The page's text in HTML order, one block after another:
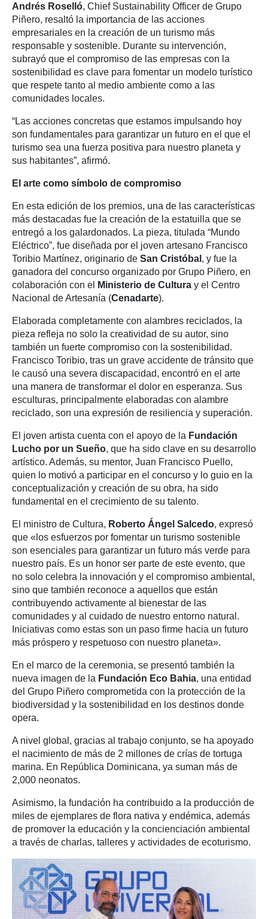
Andrés Roselló, Chief Sustainability Officer de Grupo
Piñero, resaltó la importancia de las acciones
empresariales en la creación de un turismo más
responsable y sostenible. Durante su intervención,
subrayó que el compromiso de las empresas con la
sostenibilidad es clave para fomentar un modelo turístico
que respete tanto al medio ambiente como a las
comunidades locales.
“Las acciones concretas que estamos impulsando hoy
son fundamentales para garantizar un futuro en el que el
turismo sea una fuerza positiva para nuestro planeta y
sus habitantes”, afirmó.
El arte como símbolo de compromiso
En esta edición de los premios, una de las características
más destacadas fue la creación de la estatuilla que se
entregó a los galardonados. La pieza, titulada “Mundo
Eléctrico”, fue diseñada por el joven artesano Francisco
Toribio Martínez, originario de San Cristóbal , y fue la
ganadora del concurso organizado por Grupo Piñero, en
colaboración con el
Ministerio de Cultura y el Centro
Nacional de Artesanía (Cenadarte).
Elaborada completamente con alambres reciclados, la
pieza refleja no solo la creatividad de su autor, sino
también un fuerte compromiso con la sostenibilidad.
Francisco Toribio, tras un grave accidente de tránsito que
le causó una severa discapacidad, encontró en el arte
una manera de transformar el dolor en esperanza. Sus
esculturas, principalmente elaboradas con alambre
reciclado, son una expresión de resiliencia y superación.
El joven artista cuenta con el apoyo de la Fundación
Lucho por un Sueño, que ha sido clave en su desarrollo
artístico. Además, su mentor, Juan Francisco Puello,
quien lo motivó a participar en el concurso y lo guio en la
conceptualización y creación de su obra, ha sido
fundamental en el crecimiento de su talento.
El ministro de Cultura, Roberto Ángel Salcedo, expresó
que «los esfuerzos por fomentar un turismo sostenible
son esenciales para garantizar un futuro más verde para
nuestro país. Es un honor ser parte de este evento, que
no solo celebra la innovación y el compromiso ambiental,
sino que también reconoce a aquellos que están
contribuyendo activamente al bienestar de las
comunidades y al cuidado de nuestro entorno natural.
Iniciativas como estas son un paso firme hacia un futuro
más próspero y respetuoso con nuestro planeta».
En el marco de la ceremonia, se presentó también la
nueva imagen de la Fundación Eco Bahia, una entidad
del Grupo Piñero comprometida con la protección de la
biodiversidad y la sostenibilidad en los destinos donde
opera.
A nivel global, gracias al trabajo conjunto, se ha apoyado
el nacimiento de más de 2 millones de crías de tortuga
marina. En República Dominicana, ya suman más de
2,000 neonatos.
Asimismo, la fundación ha contribuido a la producción de
miles de ejemplares de flora nativa y endémica, además
de promover la educación y la concienciación ambiental
a través de charlas, talleres y actividades de ecoturismo.